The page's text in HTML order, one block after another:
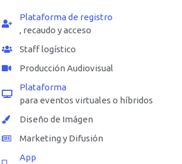
Plataforma de registro
, recaudo y acceso
Staff logístico
Producción Audiovisual
Plataforma
para eventos virtuales o híbridos
Diseño de Imágen
Marketing y Difusión
App